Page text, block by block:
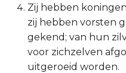
2 Korinthe
Galaten
Zij hebben
zij hebben vorsten
gekend; van hun
voor zichzelven
uitgeroeid worden.